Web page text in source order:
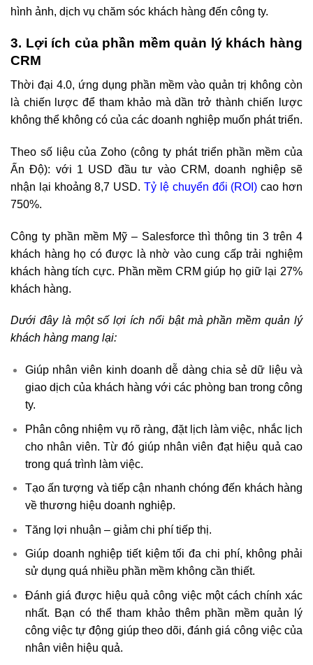
hình ảnh, dịch vụ chăm sóc khách hàng đến công ty.
3. Lợi ích của phần mềm quản lý khách hàng
CRM
Thời đại 4.0, ứng dụng phần mềm vào quản trị không còn
là chiến lược để tham khảo mà dần trở thành chiến lược
không thể không có của các doanh nghiệp muốn phát triển.
Theo số liệu của Zoho (công ty phát triển phần mềm của
Ấn Độ): với 1 USD đầu tư vào CRM, doanh nghiệp sẽ
nhận lại khoảng 8,7 USD.Tỷ lệ chuyển đổi (ROI) cao hơn
750%.
Công ty phần mềm Mỹ – Salesforce thì thông tin 3 trên 4
khách hàng họ có được là nhờ vào cung cấp trải nghiệm
khách hàng tích cực. Phần mềm CRM giúp họ giữ lại 27%
khách hàng.
Dưới đây là một số lợi ích nổi bật mà phần mềm quản lý
khách hàng mang lại:
Giúp nhân viên kinh doanh dễ dàng chia sẻ dữ liệu và
giao dịch của khách hàng với các phòng ban trong công
ty.
Phân công nhiệm vụ rõ ràng, đặt lịch làm việc, nhắc lịch
cho nhân viên. Từ đó giúp nhân viên đạt hiệu quả cao
trong quá trình làm việc.
Tạo ấn tượng và tiếp cận nhanh chóng đến khách hàng
về thương hiệu doanh nghiệp.
Tăng lợi nhuận – giảm chi phí tiếp thị.
Giúp doanh nghiệp tiết kiệm tối đa chi phí, không phải
sử dụng quá nhiều phần mềm không cần thiết.
Đánh giá được hiệu quả công việc một cách chính xác
nhất. Bạn có thể tham khảo thêm phần mềm quản lý
công việc tự động giúp theo dõi, đánh giá công việc của
nhân viên hiệu quả.